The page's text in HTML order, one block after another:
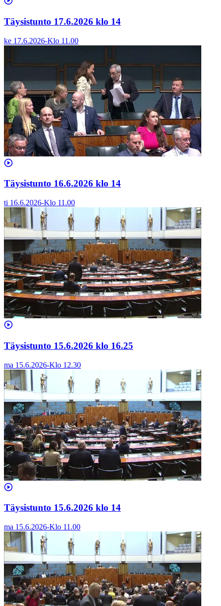
Täysistunto 17.6.2026 klo 14
ke 17.6.2026-Klo 11.00
Täysistunto 16.6.2026 klo 14
ti 16.6.2026-Klo 11.00
Täysistunto 15.6.2026 klo 16.25
ma 15.6.2026-Klo 12.30
Täysistunto 15.6.2026 klo 14
ma 15.6.2026-Klo 11.00